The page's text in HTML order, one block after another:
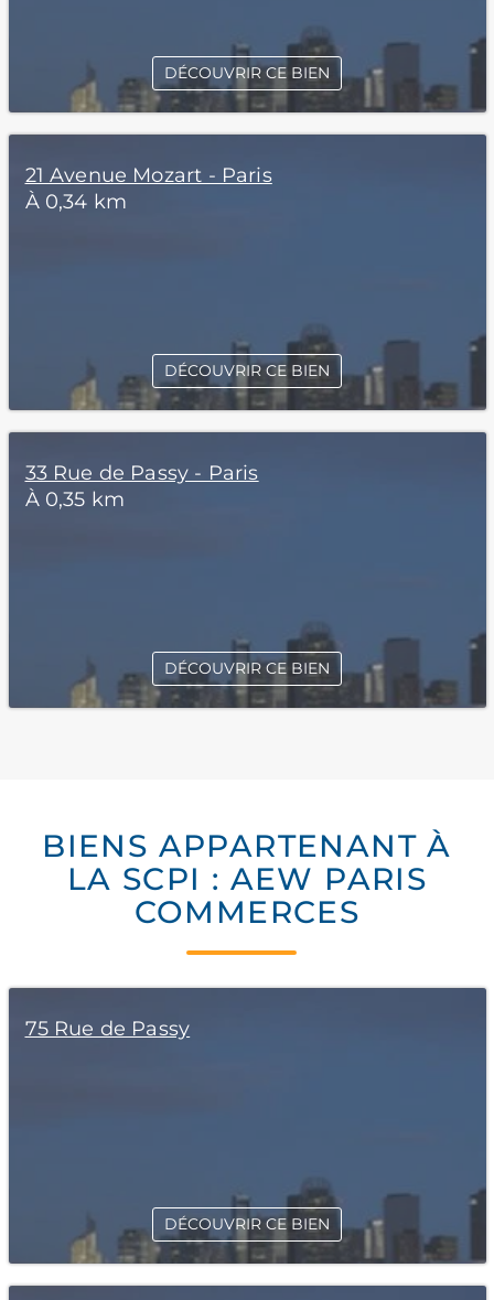
DÉCOUVRIR CE BIEN
21 Avenue Mozart - Paris
À 0,34 km
DÉCOUVRIR CE BIEN
33 Rue de Passy - Paris
À 0,35 km
DÉCOUVRIR CE BIEN
BIENS APPARTENANT À
LA SCPI : AEW PARIS
COMMERCES
75 Rue de Passy
DÉCOUVRIR CE BIEN